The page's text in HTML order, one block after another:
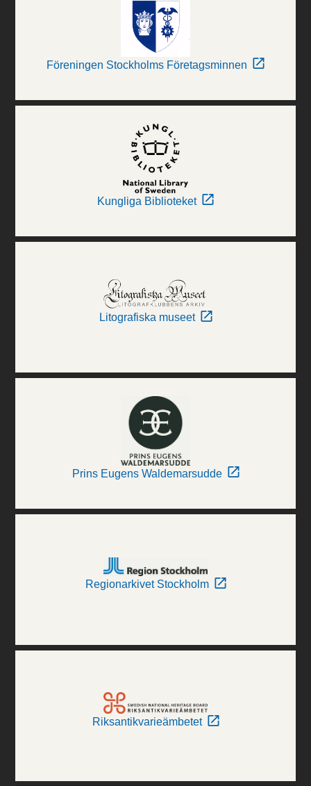
Föreningen Stockholms Företagsminnen
Kungliga Biblioteket
Litografiska museet
Prins Eugens Waldemarsudde
Regionarkivet Stockholm
Riksantikvarieämbetet